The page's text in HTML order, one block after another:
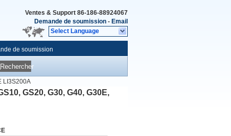
Ventes & Support 86-186-88924067
Demande de soumission - Email
Select Language
de soumission
Rechercher
LI3S200A
GS20, G30, G40, G30E,